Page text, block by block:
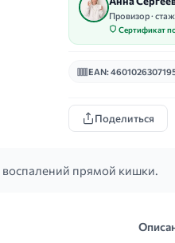
Провизор ·
Сертификат
EAN:
Поделиться
прямой кишки.